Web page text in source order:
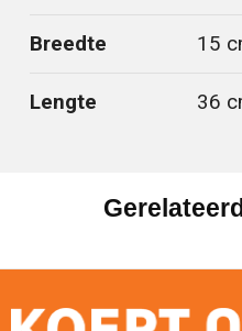
Breedte 15
Lengte 36